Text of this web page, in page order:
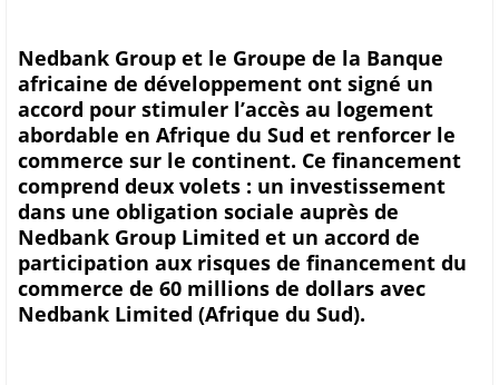
Nedbank Group et le Groupe de la Banque
africaine de développement ont ​​signé un
accord pour stimuler l’accès au logement
abordable en Afrique du Sud et renforcer le
commerce sur le continent. Ce financement
comprend deux volets : un investissement
dans une obligation sociale auprès de
Nedbank Group Limited et un accord de
participation aux risques de financement du
commerce de 60 millions de dollars avec
Nedbank Limited (Afrique du Sud).